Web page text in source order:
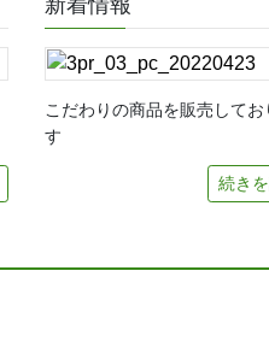
新着情報
こだわりの商品を販売してお
す
続き